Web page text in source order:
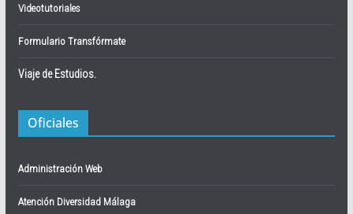
Videotutoriales
Formulario Transfórmate
Viaje de Estudios.
Oficiales
Administración Web
Atención Diversidad Málaga